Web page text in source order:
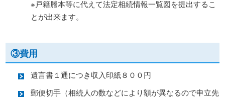
※戸籍謄本等に代えて法定相続情報一覧図を提出するこ
とが出来ます。
③費用
遺言書１通につき収入印紙８００円
郵便切手（相続人の数などにより額が異なるので申立先